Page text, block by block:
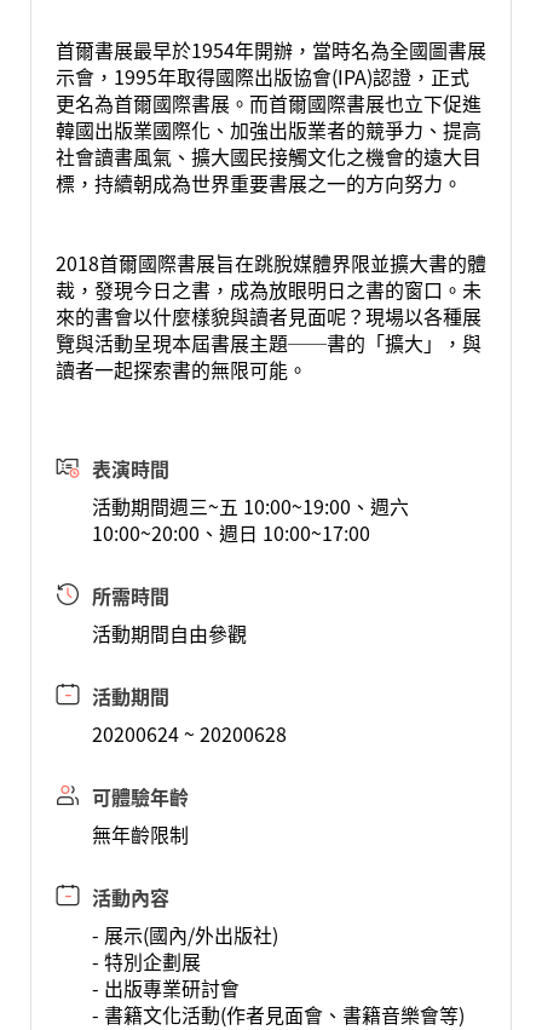
首爾書展最早於1954年開辦，當時名為全國圖書展
示會，1995年取得國際出版協會(IPA)認證，正式
更名為首爾國際書展。而首爾國際書展也立下促進
韓國出版業國際化、加強出版業者的競爭力、提高
社會讀書風氣、擴大國民接觸文化之機會的遠大目
標，持續朝成為世界重要書展之一的方向努力。
2018首爾國際書展旨在跳脫媒體界限並擴大書的體
裁，發現今日之書，成為放眼明日之書的窗口。未
來的書會以什麼樣貌與讀者見面呢？現場以各種展
覽與活動呈現本屆書展主題──書的「擴大」，與
讀者一起探索書的無限可能。
表演時間
活動期間週三~五 10:00~19:00、週六
10:00~20:00、週日 10:00~17:00
所需時間
活動期間自由參觀
活動期間
20200624 ~ 20200628
可體驗年齡
無年齡限制
活動內容
- 展示(國內/外出版社)
- 特別企劃展
- 出版專業研討會
- 書籍文化活動(作者見面會、書籍音樂會等)